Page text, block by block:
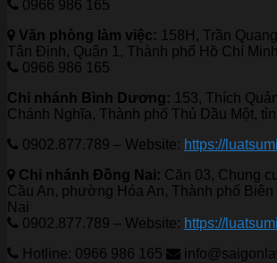
0966 986 165
Văn phòng làm việc: 158H, Trần
Tân Định, Quận 1, Thành phố Hồ Chí Minh
0966 986 165
Chi nhánh Bình Dương: 153, Thích
Chánh Nghĩa, Thành phố Thủ Dầu Một,
0902.877.789 – Website: https://
Chi nhánh Đồng Nai: Căn 03, Chung
Cầu An, phường Hóa An, Thành phố
Nai
0902.877.789 – Website: https://
Hotline: 0966 986 165